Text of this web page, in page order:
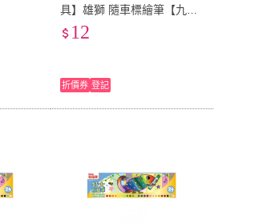
具】雄獅 隨車標繪筆【九乘
九文具】道路專用 記號蠟筆
車 粉筆 蠟筆
12
折價券 登記